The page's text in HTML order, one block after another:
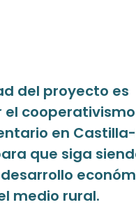
del proyecto es
cooperativismo
en
que siga
medio rural.